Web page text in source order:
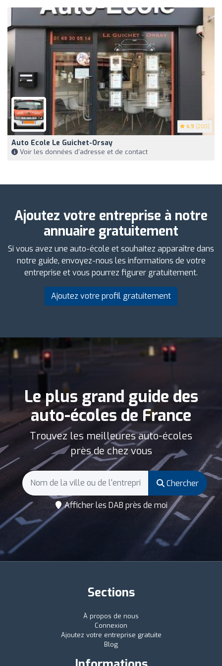
4.9 (200)
Auto Ecole Le Guichet-Orsay
Voir les données d'adresse et de contact
Ajoutez votre entreprise à notre
annuaire gratuitement
Si vous avez une auto-école et souhaitez apparaître dans
notre guide, envoyez-nous les informations de votre
entreprise et vous pourrez figurer gratuitement.
Ajoutez votre profil gratuitement
Le plus grand guide des
auto-écoles de France
Trouvez les meilleures auto-écoles
près de chez vous
Chercher
Afficher les DAB près de moi
Sections
À propos de nous
Connexion
Ajoutez votre entreprise gratuite
Blog